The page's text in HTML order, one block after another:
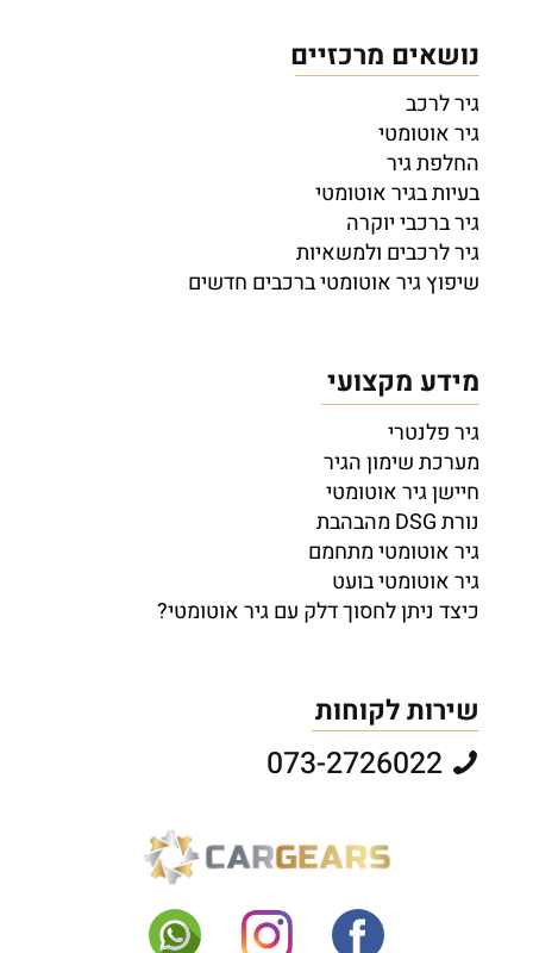
נושאים מרכזיים
גיר לרכב
גיר אוטומטי
החלפת גיר
בעיות בגיר אוטומטי
גיר ברכבי יוקרה
גיר לרכבים ולמשאיות
שיפוץ גיר אוטומטי ברכבים חדשים
מידע מקצועי
גיר פלנטרי
מערכת שימון הגיר
חיישן גיר אוטומטי
נורת DSG מהבהבת
גיר אוטומטי מתחמם
גיר אוטומטי בועט
כיצד ניתן לחסוך דלק עם גיר אוטומטי?
שירות לקוחות